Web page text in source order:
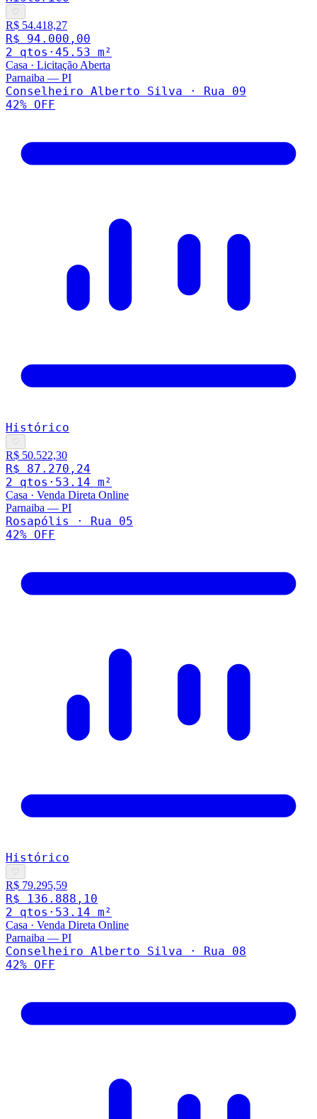
♡
R$ 54.418,27
R$ 94.000,00
2 qtos · 45.53 m²
Casa · Licitação Aberta
Parnaiba — PI
Conselheiro Alberto Silva · Rua 09
42% OFF
Histórico
♡
R$ 50.522,30
R$ 87.270,24
2 qtos · 53.14 m²
Casa · Venda Direta Online
Parnaiba — PI
Rosapólis · Rua 05
42% OFF
Histórico
♡
R$ 79.295,59
R$ 136.888,10
2 qtos · 53.14 m²
Casa · Venda Direta Online
Parnaiba — PI
Conselheiro Alberto Silva · Rua 08
42% OFF